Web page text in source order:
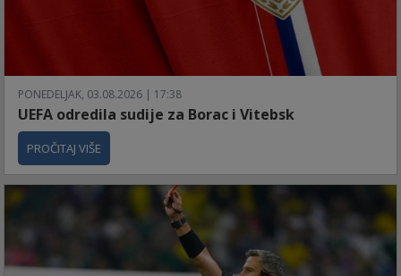
PONEDELJAK, 03.08.2026 | 17:38
UEFA odredila sudije za Borac i Vitebsk
PROČITAJ VIŠE